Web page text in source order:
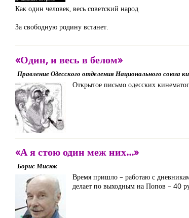
Как один человек, весь советский народ
За свободную родину встанет.
«Один, и весь в белом»
Правление Одесского отделения Национального
Открытое письмо одесских
«А я стою один меж них...»
Борис Мисюк
Время пришло – работаю с
делает по выходным на Попов – 40